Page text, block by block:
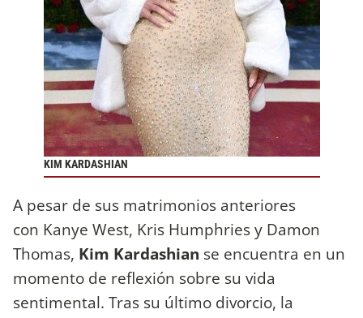
KIM KARDASHIAN
A pesar de sus matrimonios anteriores
con Kanye West, Kris Humphries y Damon
Thomas, Kim Kardashian se encuentra en un
momento de reflexión sobre su vida
sentimental. Tras su último divorcio, la